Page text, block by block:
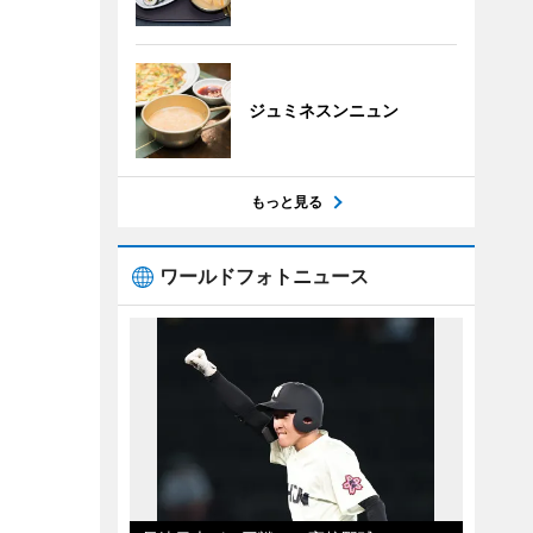
ジュミネスンニュン
もっと見る
ワールドフォトニュース